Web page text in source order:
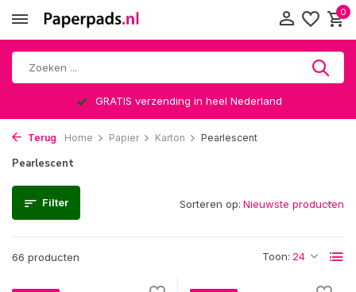
0
Altijd een leuke verrassing
Terug Home Papier Karton Pearlescent
Pearlescent
Filter
66 producten Toon:
Sorteren op: